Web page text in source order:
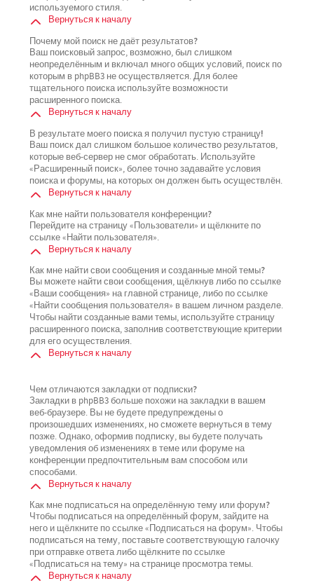
используемого стиля.
Вернуться к началу
Почему мой поиск не даёт результатов?
Ваш поисковый запрос, возможно, был слишком
неопределённым и включал много общих условий, поиск по
которым в phpBB3 не осуществляется. Для более
тщательного поиска используйте возможности
расширенного поиска.
Вернуться к началу
В результате моего поиска я получил пустую страницу!
Ваш поиск дал слишком большое количество результатов,
которые веб-сервер не смог обработать. Используйте
«Расширенный поиск», более точно задавайте условия
поиска и форумы, на которых он должен быть осуществлён.
Вернуться к началу
Как мне найти пользователя конференции?
Перейдите на страницу «Пользователи» и щёлкните по
ссылке «Найти пользователя».
Вернуться к началу
Как мне найти свои сообщения и созданные мной темы?
Вы можете найти свои сообщения, щёлкнув либо по ссылке
«Ваши сообщения» на главной странице, либо по ссылке
«Найти сообщения пользователя» в вашем личном разделе.
Чтобы найти созданные вами темы, используйте страницу
расширенного поиска, заполнив соответствующие критерии
для его осуществления.
Вернуться к началу
Чем отличаются закладки от подписки?
Закладки в phpBB3 больше похожи на закладки в вашем
веб-браузере. Вы не будете предупреждены о
произошедших изменениях, но сможете вернуться в тему
позже. Однако, оформив подписку, вы будете получать
уведомления об изменениях в теме или форуме на
конференции предпочтительным вам способом или
способами.
Вернуться к началу
Как мне подписаться на определённую тему или форум?
Чтобы подписаться на определённый форум, зайдите на
него и щёлкните по ссылке «Подписаться на форум». Чтобы
подписаться на тему, поставьте соответствующую галочку
при отправке ответа либо щёлкните по ссылке
«Подписаться на тему» на странице просмотра темы.
Вернуться к началу